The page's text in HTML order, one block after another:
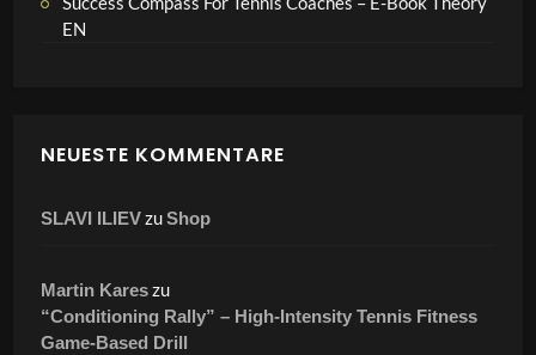
EN
NEUESTE KOMMENTARE
SLAVI ILIEVzuShop
Martin Kareszu
“Conditioning Rally” – High-Intensity Tennis Fitness
Game-Based Drill